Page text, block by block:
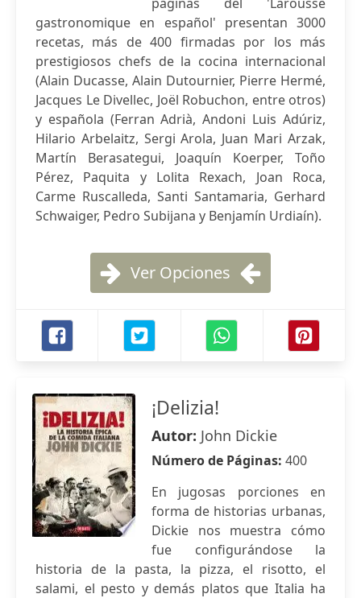
gastronomique en español' presentan 3000
recetas, más de 400 firmadas por los más
prestigiosos chefs de la cocina internacional
(Alain Ducasse, Alain Dutournier, Pierre Hermé,
Jacques Le Divellec, Joël Robuchon, entre otros)
y española (Ferran Adrià, Andoni Luis Adúriz,
Hilario Arbelaitz, Sergi Arola, Juan Mari Arzak,
Martín Berasategui, Joaquín Koerper, Toño
Pérez, Paquita y Lolita Rexach, Joan Roca,
Carme Ruscalleda, Santi Santamaria, Gerhard
Schwaiger, Pedro Subijana y Benjamín Urdiaín).
Ver Opciones
¡Delizia!
Autor: John Dickie
Número de Páginas: 400
En jugosas porciones en
forma de historias urbanas,
Dickie nos muestra cómo
fue configurándose la
historia de la pasta, la pizza, el risotto, el
salami, el pesto y demás platos que Italia ha